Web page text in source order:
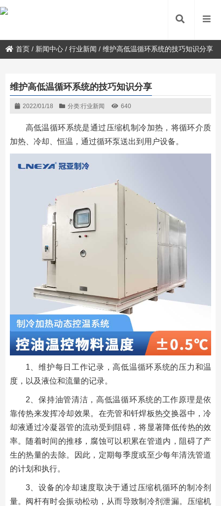
首页 / 新闻中心 /行业新闻 /维护高低温循环系统的技巧知识分享
维护高低温循环系统的技巧知识分享
2022/01/18 分类:行业新闻 640
高低温循环系统是通过压缩机制冷加热，将循环介质
加热、冷却、恒温，通过循环泵送出到用户设备。
1、维护每日工作记录，高低温循环系统的压力和温
度，以及液位和流量的记录。
2、保持油管清洁，高低温循环系统的工作原理是依
靠传热来发挥冷却效果。在壳管和钎焊板热交换器中，冷
却液通过冷凝器管的流动受到阻碍，将显著降低传热的效
率。随着时间的推移，腐蚀可以积累在管道内，阻碍了产
生的热量的去除。因此，定期每季度或至少每年清洗管道
的计划和执行。
3、设备的冷却速度取决于通过压缩机循环的制冷剂
量。阀杆有时会振动松动，从而导致制冷剂泄漏。压缩机